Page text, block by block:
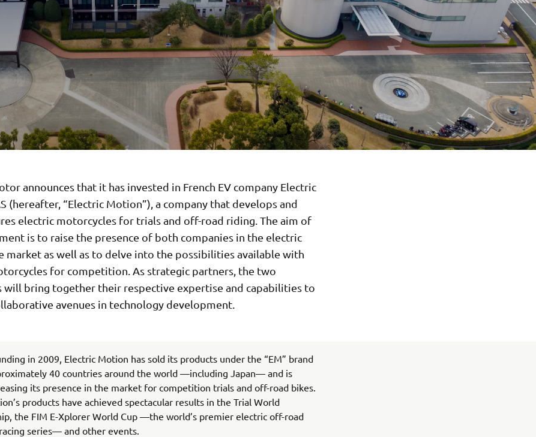
announces that it has invested in French EV company Electric
(hereafter, “Electric Motion”), a company that develops and
electric motorcycles for trials and off-road riding. The aim of
is to raise the presence of both companies in the electric
market as well as to delve into the possibilities available with
for competition. As strategic partners, the two
will bring together their respective expertise and capabilities to
avenues in technology development.
in 2009, Electric Motion has sold its products under the “EM” brand
40 countries around the world —including Japan— and is
its presence in the market for competition trials and off-road bikes.
products have achieved spectacular results in the Trial World
the FIM E-Xplorer World Cup —the world’s premier electric off-road
series— and other events.